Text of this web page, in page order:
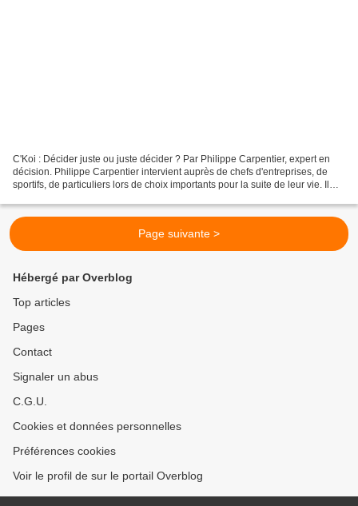
C'Koi : Décider juste ou juste décider ? Par Philippe Carpentier, expert en
décision. Philippe Carpentier intervient auprès de chefs d'entreprises, de
sportifs, de particuliers lors de choix importants pour la suite de leur vie. Il
Page suivante >
Hébergé par Overblog
Top articles
Pages
Contact
Signaler un abus
C.G.U.
Cookies et données personnelles
Préférences cookies
Voir le profil de sur le portail Overblog